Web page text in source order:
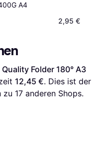
A4
2,95 €
Folder 180° A3
12,45 €. Dies ist der
zu 17 anderen Shops.